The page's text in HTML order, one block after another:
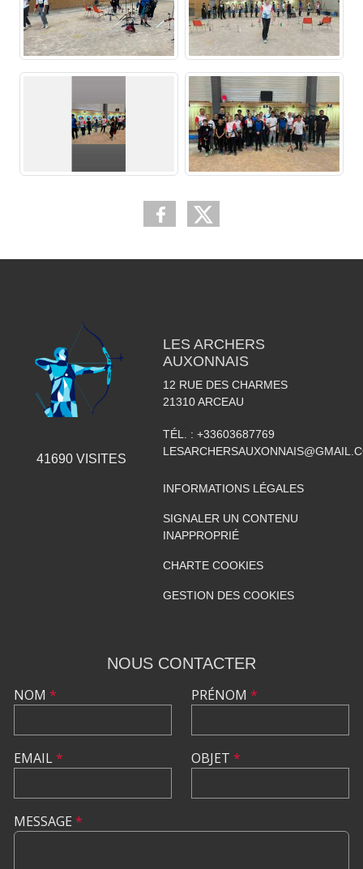
41690VISITES
LES ARCHERS
AUXONNAIS
12 RUE DES CHARMES
21310 ARCEAU
TÉL. : +33603687769
INFORMATIONS LÉGALES
SIGNALER UN CONTENU
INAPPROPRIÉ
CHARTE COOKIES
GESTION DES COOKIES
NOUS CONTACTER
NOM *
EMAIL*
PRÉNOM *
OBJET *
MESSAGE *